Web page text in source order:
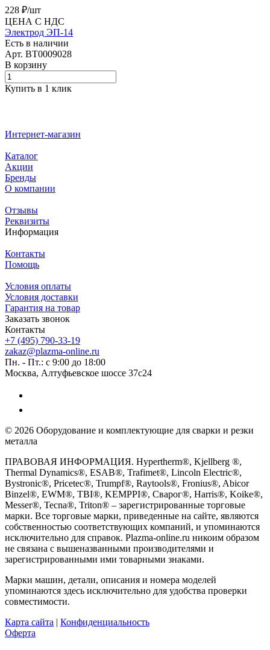
228 ₽/шт
ЦЕНА С НДС
Электрод ЭП-14
Есть в наличии
Арт. BT0009028
В корзину
Купить в 1 клик
Интернет-магазин
Каталог
Акции
Бренды
О компании
Отзывы
Реквизиты
Информация
Контакты
Помощь
Условия оплаты
Условия доставки
Гарантия на товар
Заказать звонок
Контакты
+7 (495) 790-33-19
zakaz@plazma-online.ru
Пн. - Пт.: с 9:00 до 18:00
Москва, Алтуфьевское шоссе 37с24
© 2026 Оборудование и комплектующие для сварки и резки
металла
ПРАВОВАЯ ИНФОРМАЦИЯ. Hypertherm®, Kjellberg ®,
Thermal Dynamics®, ESAB®, Trafimet®, Lincoln Electric®,
Bystronic®, Pricetec®, Trumpf®, Raytools®, Fronius®, Abicor
Binzel®, EWM®, TBI®, KEMPPI®, Сварог®, Harris®, Koike®,
Messer®, Tecna®, Triton® – зарегистрированные торговые
марки. Все торговые марки, приведенные на сайте, являются
собственностью соответствующих компаний, и упоминаются
исключительно для справок. Plazma-online.ru никоим образом
не связана с вышеназванными производителями и
зарегистрированными ими товарными знаками.
Марки машин, детали, описания и номера моделей
упоминаются здесь исключительно для удобства проверки
совместимости.
Карта сайта | Конфиденциальность
Оферта